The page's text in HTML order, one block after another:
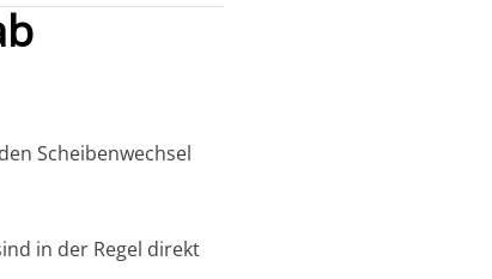
Scheibenwechsel
in der Regel direkt